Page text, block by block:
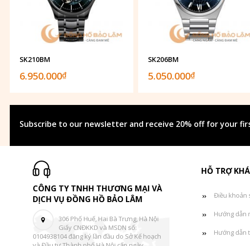
SK210BM
6.950.000₫
SK206BM
5.050.000₫
Subscribe to our newsletter and receive 20% off for your
CÔNG TY TNHH THƯƠNG MẠI VÀ
DỊCH VỤ ĐỒNG HỒ BẢO LÂM
306 Phố Huế, Hai Bà Trưng, Hà Nội
Giấy CNĐKKD và MSDN số:
0104938104 đăng ký lần đầu do Sở Kế hoạch
HỖ TRỢ
Điều khoản
Hướng dẫn
Hướng dẫn